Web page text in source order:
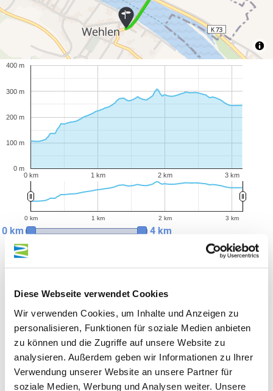
Diese Webseite verwendet Cookies
Wir verwenden Cookies, um Inhalte und Anzeigen zu
personalisieren, Funktionen für soziale Medien anbieten
zu können und die Zugriffe auf unsere Website zu
analysieren. Außerdem geben wir Informationen zu Ihrer
Verwendung unserer Website an unsere Partner für
soziale Medien, Werbung und Analysen weiter. Unsere
0 km 1 km 2 km 3 km
0 m
100 m
200 m
300 m
400 m
0 km 1 km 2 km 3 km
0 km 4 km
Allgemeine Informationen
Wegbeschreibung
Sicherheitshinweise
Ausrüstung